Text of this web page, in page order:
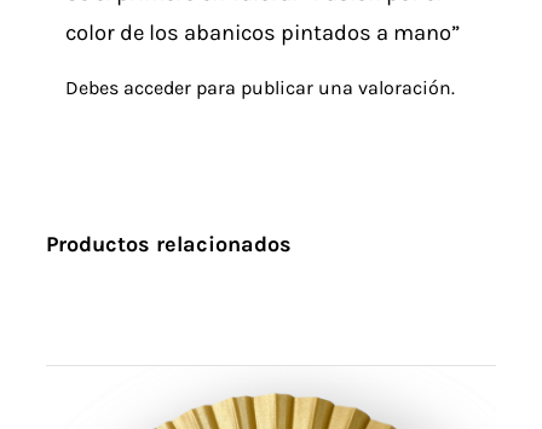
color de los abanicos pintados a mano”
Debes accederpara publicar una valoración.
Productos relacionados